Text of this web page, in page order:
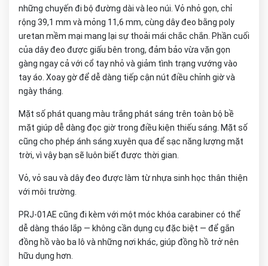
những chuyến đi bộ đường dài và leo núi. Vỏ nhỏ gọn, chỉ
rộng 39,1 mm và mỏng 11,6 mm, cùng dây đeo bằng poly
uretan mềm mại mang lại sự thoải mái chắc chắn. Phần cuối
của dây đeo được giấu bên trong, đảm bảo vừa vặn gọn
gàng ngay cả với cổ tay nhỏ và giảm tình trạng vướng vào
tay áo. Xoay gờ để dễ dàng tiếp cận nút điều chỉnh giờ và
ngày tháng.
Mặt số phát quang màu trắng phát sáng trên toàn bộ bề
mặt giúp dễ dàng đọc giờ trong điều kiện thiếu sáng. Mặt số
cũng cho phép ánh sáng xuyên qua để sạc năng lượng mặt
trời, vì vậy bạn sẽ luôn biết được thời gian.
Vỏ, vỏ sau và dây đeo được làm từ nhựa sinh học thân thiện
với môi trường.
PRJ-01AE cũng đi kèm với một móc khóa carabiner có thể
dễ dàng tháo lắp — không cần dụng cụ đặc biệt — để gắn
đồng hồ vào ba lô và những nơi khác, giúp đồng hồ trở nên
hữu dụng hơn.